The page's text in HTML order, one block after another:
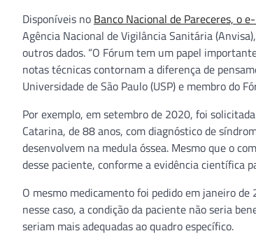
Disponíveis no Banco Nacional de Pareceres, o
Agência Nacional de Vigilância Sanitária
outros dados. “O Fórum tem um papel
notas técnicas contornam a diferença de
Universidade de São Paulo (USP) e membro do
Por exemplo, em setembro de 2020, foi
Catarina, de 88 anos, com diagnóstico de
desenvolvem na medula óssea. Mesmo que o
desse paciente, conforme a evidência científica
O mesmo medicamento foi pedido em janeiro
nesse caso, a condição da paciente não seria
seriam mais adequadas ao quadro específico.